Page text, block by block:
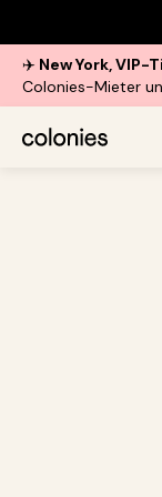
✈️ New York, VIP-
Colonies-Mieter